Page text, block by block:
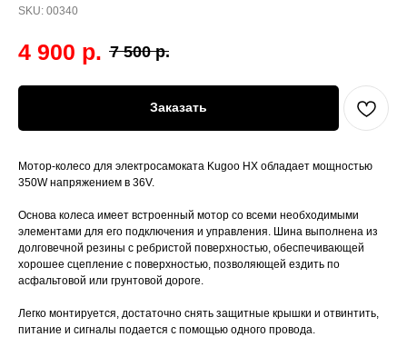
SKU: 00340
4 900 р. 7 500 р.
Заказать
Мотор-колесо для электросамоката Kugoo HX обладает мощностью
350W напряжением в 36V.
Основа колеса имеет встроенный мотор со всеми необходимыми
элементами для его подключения и управления. Шина выполнена из
долговечной резины с ребристой поверхностью, обеспечивающей
хорошее сцепление с поверхностью, позволяющей ездить по
асфальтовой или грунтовой дороге.
Легко монтируется, достаточно снять защитные крышки и отвинтить,
питание и сигналы подается с помощью одного провода.